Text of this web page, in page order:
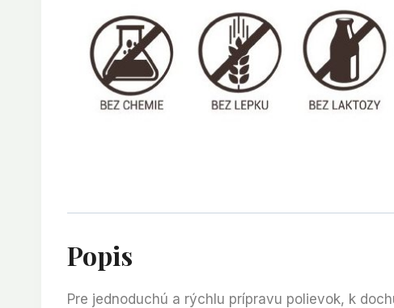
Popis
Pre jednoduchú a rýchlu prípravu polievok, k